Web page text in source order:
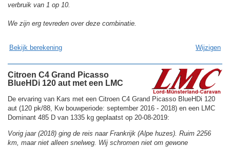
verbruik van 1 op 10.
We zijn erg tevreden over deze combinatie.
Bekijk berekening Wijzigen
Citroen C4 Grand Picasso
BlueHDi 120 aut met een LMC
De ervaring van Kars met een Citroen C4 Grand Picasso BlueHDi 120
aut (120 pk/88, Kw bouwperiode: september 2016 - 2018) en een LMC
Dominant 485 D van 1335 kg geplaatst op 20-08-2019:
Vorig jaar (2018) ging de reis naar Frankrijk (Alpe huzes). Ruim 2256
km, maar niet alleen snelweg. Wij schromen niet om gewone